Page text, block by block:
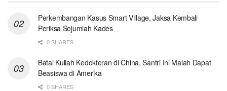
Perkembangan Kasus Smart Village, Jaksa Kembali
Periksa Sejumlah Kades
0 SHARES
Batal Kuliah Kedokteran di China, Santri Ini Malah Dapat
Beasiswa di Amerika
0 SHARES